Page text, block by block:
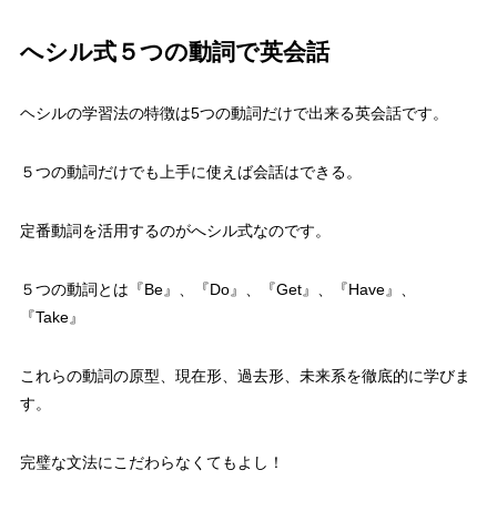
へシル式５つの動詞で英会話
ヘシルの学習法の特徴は5つの動詞だけで出来る英会話です。
５つの動詞だけでも上手に使えば会話はできる。
定番動詞を活用するのがへシル式なのです。
５つの動詞とは 『Be』、『Do』、『Get』、『Have』、
『Take』
これらの動詞の原型、現在形、過去形、未来系を徹底的に学びま
す。
完璧な文法にこだわらなくてもよし！